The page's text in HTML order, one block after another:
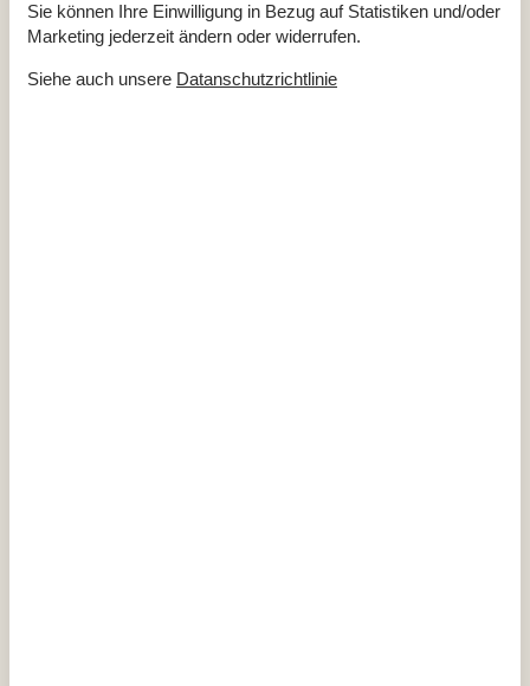
Gefrierkapazität (Anzahl Liter) 50
Hochstuhl 1
Waschmaschine 1
Sie können Ihre Einwilligung in Bezug auf Statistiken und/oder
Marketing jederzeit ändern oder widerrufen.
Siehe auch unsere Datanschutzrichtlinie